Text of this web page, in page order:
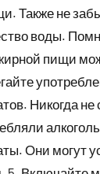
Также не
воды.
пищи
Никогда не
Они могут